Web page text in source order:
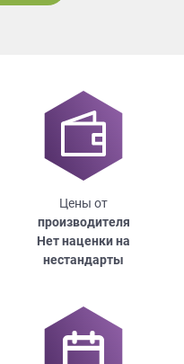
Цены от
производителя
Нет наценки на
нестандарты